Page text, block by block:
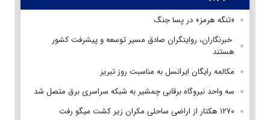
«تنگه هرمز» در پسا جنگ
‌ خبرنگاران، روایتگران صادق مسیر توسعه و پیشرفت کشور
هستند
مکالمه رایگان ایرانسل به مناسبت روز تبریز
سه واحد نیروگاه برقابی چمشیر به شبکه سراسری برق متصل شد
۱۲۷۰ هکتار از اراضی ساحلی مکران زیر کشت میگو رفت